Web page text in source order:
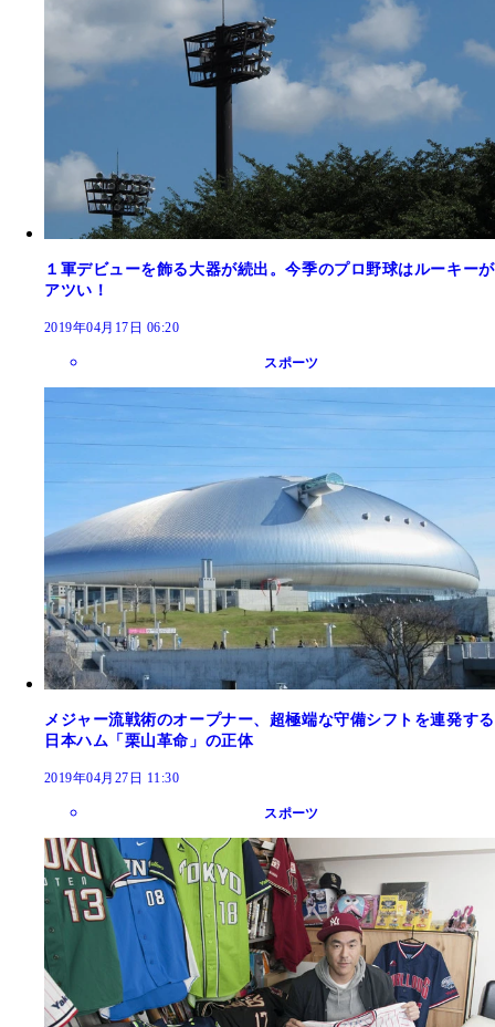
１軍デビューを飾る大器が続出。今季のプロ野球はルーキーが
アツい！
2019年04月17日 06:20
スポーツ
メジャー流戦術のオープナー、超極端な守備シフトを連発する
日本ハム「栗山革命」の正体
2019年04月27日 11:30
スポーツ